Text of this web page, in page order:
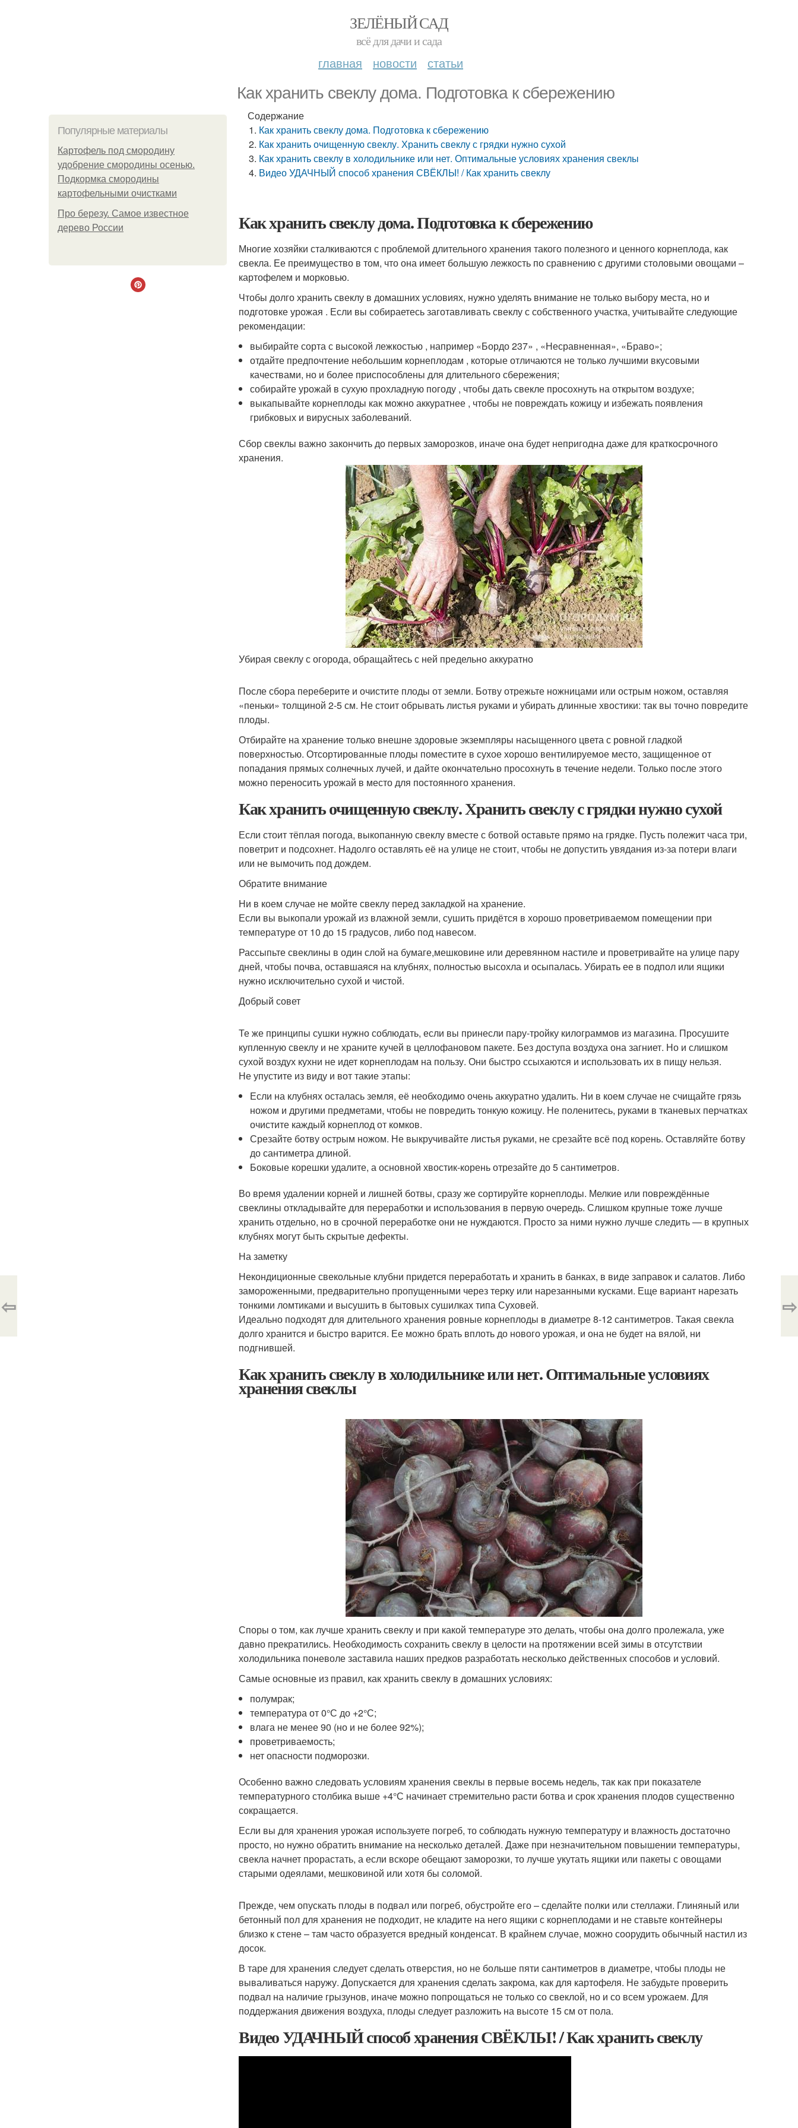
ЗЕЛЁНЫЙ САД
всё для дачи и сада
главная новости статьи
Как хранить свеклу дома. Подготовка к сбережению
Популярные материалы
Картофель под смородину
удобрение смородины осенью.
Подкормка смородины
картофельными очистками
Про березу. Самое известное
дерево России
Содержание
Как хранить свеклу дома. Подготовка к сбережению
Как хранить очищенную свеклу. Хранить свеклу с грядки нужно сухой
Как хранить свеклу в холодильнике или нет. Оптимальные условиях хранения свеклы
Видео УДАЧНЫЙ способ хранения СВЁКЛЫ! / Как хранить свеклу
Как хранить свеклу дома. Подготовка к сбережению
Многие хозяйки сталкиваются с проблемой длительного хранения такого полезного и ценного корнеплода, как
свекла. Ее преимущество в том, что она имеет большую лежкость по сравнению с другими столовыми овощами –
картофелем и морковью.
Чтобы долго хранить свеклу в домашних условиях, нужно уделять внимание не только выбору места, но и
подготовке урожая . Если вы собираетесь заготавливать свеклу с собственного участка, учитывайте следующие
рекомендации:
выбирайте сорта с высокой лежкостью , например «Бордо 237» , «Несравненная», «Браво»;
отдайте предпочтение небольшим корнеплодам , которые отличаются не только лучшими вкусовыми
качествами, но и более приспособлены для длительного сбережения;
собирайте урожай в сухую прохладную погоду , чтобы дать свекле просохнуть на открытом воздухе;
выкапывайте корнеплоды как можно аккуратнее , чтобы не повреждать кожицу и избежать появления
грибковых и вирусных заболеваний.
Сбор свеклы важно закончить до первых заморозков, иначе она будет непригодна даже для краткосрочного
хранения.
Убирая свеклу с огорода, обращайтесь с ней предельно аккуратно
После сбора переберите и очистите плоды от земли. Ботву отрежьте ножницами или острым ножом, оставляя
«пеньки» толщиной 2-5 см. Не стоит обрывать листья руками и убирать длинные хвостики: так вы точно повредите
плоды.
Отбирайте на хранение только внешне здоровые экземпляры насыщенного цвета с ровной гладкой
поверхностью. Отсортированные плоды поместите в сухое хорошо вентилируемое место, защищенное от
попадания прямых солнечных лучей, и дайте окончательно просохнуть в течение недели. Только после этого
можно переносить урожай в место для постоянного хранения.
Как хранить очищенную свеклу. Хранить свеклу с грядки нужно сухой
Если стоит тёплая погода, выкопанную свеклу вместе с ботвой оставьте прямо на грядке. Пусть полежит часа три,
поветрит и подсохнет. Надолго оставлять её на улице не стоит, чтобы не допустить увядания из-за потери влаги
или не вымочить под дождем.
Обратите внимание
Ни в коем случае не мойте свеклу перед закладкой на хранение.
Если вы выкопали урожай из влажной земли, сушить придётся в хорошо проветриваемом помещении при
температуре от 10 до 15 градусов, либо под навесом.
Рассыпьте свеклины в один слой на бумаге,мешковине или деревянном настиле и проветривайте на улице пару
дней, чтобы почва, оставшаяся на клубнях, полностью высохла и осыпалась. Убирать ее в подпол или ящики
нужно исключительно сухой и чистой.
Добрый совет
Те же принципы сушки нужно соблюдать, если вы принесли пару-тройку килограммов из магазина. Просушите
купленную свеклу и не храните кучей в целлофановом пакете. Без доступа воздуха она загниет. Но и слишком
сухой воздух кухни не идет корнеплодам на пользу. Они быстро ссыхаются и использовать их в пищу нельзя.
Не упустите из виду и вот такие этапы:
Если на клубнях осталась земля, её необходимо очень аккуратно удалить. Ни в коем случае не счищайте грязь
ножом и другими предметами, чтобы не повредить тонкую кожицу. Не поленитесь, руками в тканевых перчатках
очистите каждый корнеплод от комков.
Срезайте ботву острым ножом. Не выкручивайте листья руками, не срезайте всё под корень. Оставляйте ботву
до сантиметра длиной.
Боковые корешки удалите, а основной хвостик-корень отрезайте до 5 сантиметров.
Во время удалении корней и лишней ботвы, сразу же сортируйте корнеплоды. Мелкие или повреждённые
свеклины откладывайте для переработки и использования в первую очередь. Слишком крупные тоже лучше
хранить отдельно, но в срочной переработке они не нуждаются. Просто за ними нужно лучше следить — в крупных
клубнях могут быть скрытые дефекты.
На заметку
Некондиционные свекольные клубни придется переработать и хранить в банках, в виде заправок и салатов. Либо
замороженными, предварительно пропущенными через терку или нарезанными кусками. Еще вариант нарезать
тонкими ломтиками и высушить в бытовых сушилках типа Суховей.
Идеально подходят для длительного хранения ровные корнеплоды в диаметре 8-12 сантиметров. Такая свекла
долго хранится и быстро варится. Ее можно брать вплоть до нового урожая, и она не будет на вялой, ни
подгнившей.
Как хранить свеклу в холодильнике или нет. Оптимальные условиях
хранения свеклы
Споры о том, как лучше хранить свеклу и при какой температуре это делать, чтобы она долго пролежала, уже
давно прекратились. Необходимость сохранить свеклу в целости на протяжении всей зимы в отсутствии
холодильника поневоле заставила наших предков разработать несколько действенных способов и условий.
Самые основные из правил, как хранить свеклу в домашних условиях:
полумрак;
температура от 0°С до +2°С;
влага не менее 90 (но и не более 92%);
проветриваемость;
нет опасности подморозки.
Особенно важно следовать условиям хранения свеклы в первые восемь недель, так как при показателе
температурного столбика выше +4°С начинает стремительно расти ботва и срок хранения плодов существенно
сокращается.
Если вы для хранения урожая используете погреб, то соблюдать нужную температуру и влажность достаточно
просто, но нужно обратить внимание на несколько деталей. Даже при незначительном повышении температуры,
свекла начнет прорастать, а если вскоре обещают заморозки, то лучше укутать ящики или пакеты с овощами
старыми одеялами, мешковиной или хотя бы соломой.
Прежде, чем опускать плоды в подвал или погреб, обустройте его – сделайте полки или стеллажи. Глиняный или
бетонный пол для хранения не подходит, не кладите на него ящики с корнеплодами и не ставьте контейнеры
близко к стене – там часто образуется вредный конденсат. В крайнем случае, можно соорудить обычный настил из
досок.
В таре для хранения следует сделать отверстия, но не больше пяти сантиметров в диаметре, чтобы плоды не
вываливаться наружу. Допускается для хранения сделать закрома, как для картофеля. Не забудьте проверить
подвал на наличие грызунов, иначе можно попрощаться не только со свеклой, но и со всем урожаем. Для
поддержания движения воздуха, плоды следует разложить на высоте 15 см от пола.
Видео УДАЧНЫЙ способ хранения СВЁКЛЫ! / Как хранить свеклу
⇦ ⇨